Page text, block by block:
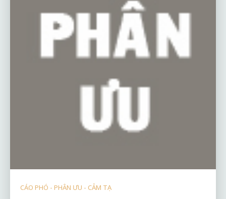
CÁO PHÓ - PHÂN ƯU - CẢM TẠ